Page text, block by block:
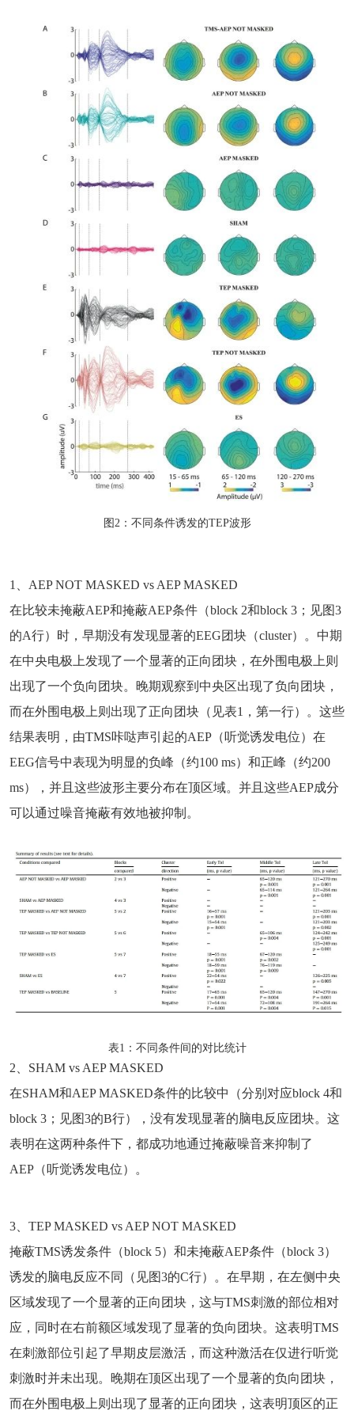
图2：不同条件诱发的TEP波形
1、AEP NOT MASKED vs AEP MASKED
在比较未掩蔽AEP和掩蔽AEP条件（block 2和block 3；见图3
的A行）时，早期没有发现显著的EEG团块（cluster）。中期
在中央电极上发现了一个显著的正向团块，在外围电极上则
出现了一个负向团块。晚期观察到中央区出现了负向团块，
而在外围电极上则出现了正向团块（见表1，第一行）。这些
结果表明，由TMS咔哒声引起的AEP（听觉诱发电位）在
EEG信号中表现为明显的负峰（约100 ms）和正峰（约200
ms），并且这些波形主要分布在顶区域。并且这些AEP成分
可以通过噪音掩蔽有效地被抑制。
表1：不同条件间的对比统计
2、SHAM vs AEP MASKED
在SHAM和AEP MASKED条件的比较中（分别对应block 4和
block 3；见图3的B行），没有发现显著的脑电反应团块。这
表明在这两种条件下，都成功地通过掩蔽噪音来抑制了
AEP（听觉诱发电位）。
3、TEP MASKED vs AEP NOT MASKED
掩蔽TMS诱发条件（block 5）和未掩蔽AEP条件（block 3）
诱发的脑电反应不同（见图3的C行）。在早期，在左侧中央
区域发现了一个显著的正向团块，这与TMS刺激的部位相对
应，同时在右前额区域发现了显著的负向团块。这表明TMS
在刺激部位引起了早期皮层激活，而这种激活在仅进行听觉
刺激时并未出现。晚期在顶区出现了一个显著的负向团块，
而在外围电极上则出现了显著的正向团块，这表明顶区的正